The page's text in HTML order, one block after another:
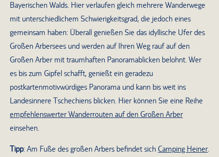
Bayerischen Walds. Hier verlaufen gleich mehrere Wanderwege
mit unterschiedlichem Schwierigkeitsgrad, die jedoch eines
gemeinsam haben: Überall genießen Sie das idyllische Ufer des
Großen Arbersees und werden auf Ihren Weg rauf auf den
Großen Arber mit traumhaften Panoramablicken belohnt. Wer
es bis zum Gipfel schafft, genießt ein geradezu
postkartenmotivwürdiges Panorama und kann bis weit ins
Landesinnere Tschechiens blicken. Hier können Sie eine Reihe
empfehlenswerter Wanderrouten auf den Großen Arber
einsehen.
Tipp: Am Fuße des großen Arbers befindet sich Camping Heiner.